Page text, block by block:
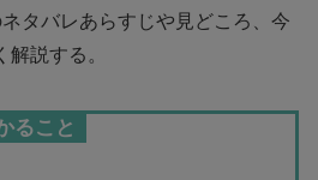
タバレあらすじや見どころ、今
説する。
ること